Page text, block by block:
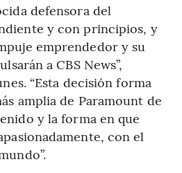
defensora del
y con principios, y
emprendedor y su
a CBS News”,
“Esta decisión forma
amplia de Paramount de
y la forma en que
con el